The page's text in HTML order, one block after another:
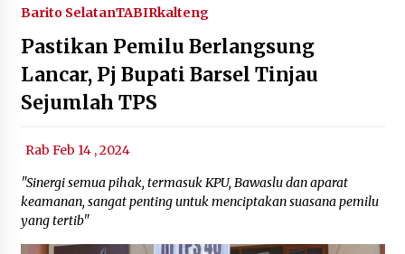
Barito SelatanTABIRkalteng
Pastikan Pemilu Berlangsung
Lancar, Pj Bupati Barsel Tinjau
Sejumlah TPS
Rab Feb 14 , 2024
"Sinergi semua pihak, termasuk KPU, Bawaslu dan aparat
keamanan, sangat penting untuk menciptakan suasana pemilu
yang tertib"